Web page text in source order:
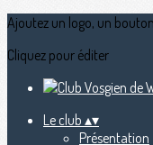
Ajoutez un logo, un
Cliquez pour éditer
Le club ▴▾
Présentation